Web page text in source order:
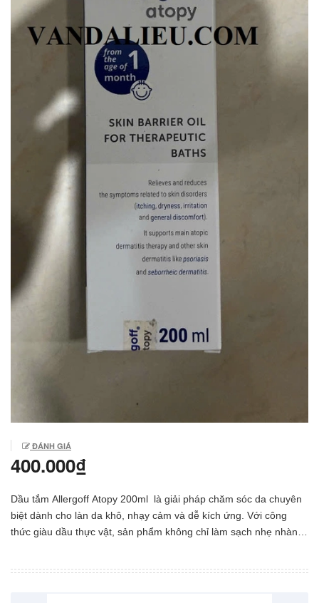
ĐÁNH GIÁ
400.000₫
Dầu tắm Allergoff Atopy 200ml là giải pháp chăm sóc da chuyên
biệt dành cho làn da khô, nhạy cảm và dễ kích ứng. Với công
thức giàu dầu thực vật, sản phẩm không chỉ làm sạch nhẹ nhàng